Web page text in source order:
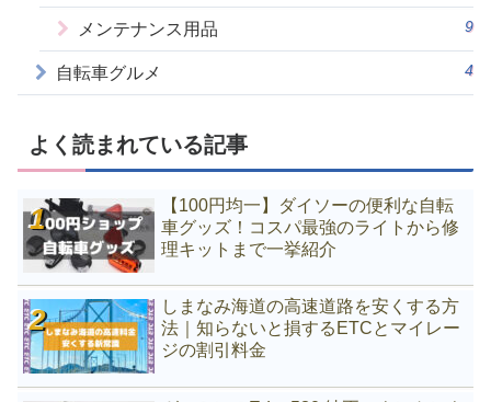
メンテナンス用品 9
自転車グルメ 4
よく読まれている記事
【100円均一】ダイソーの便利な自転
車グッズ！コスパ最強のライトから修
理キットまで一挙紹介
しまなみ海道の高速道路を安くする方
法｜知らないと損するETCとマイレー
ジの割引料金